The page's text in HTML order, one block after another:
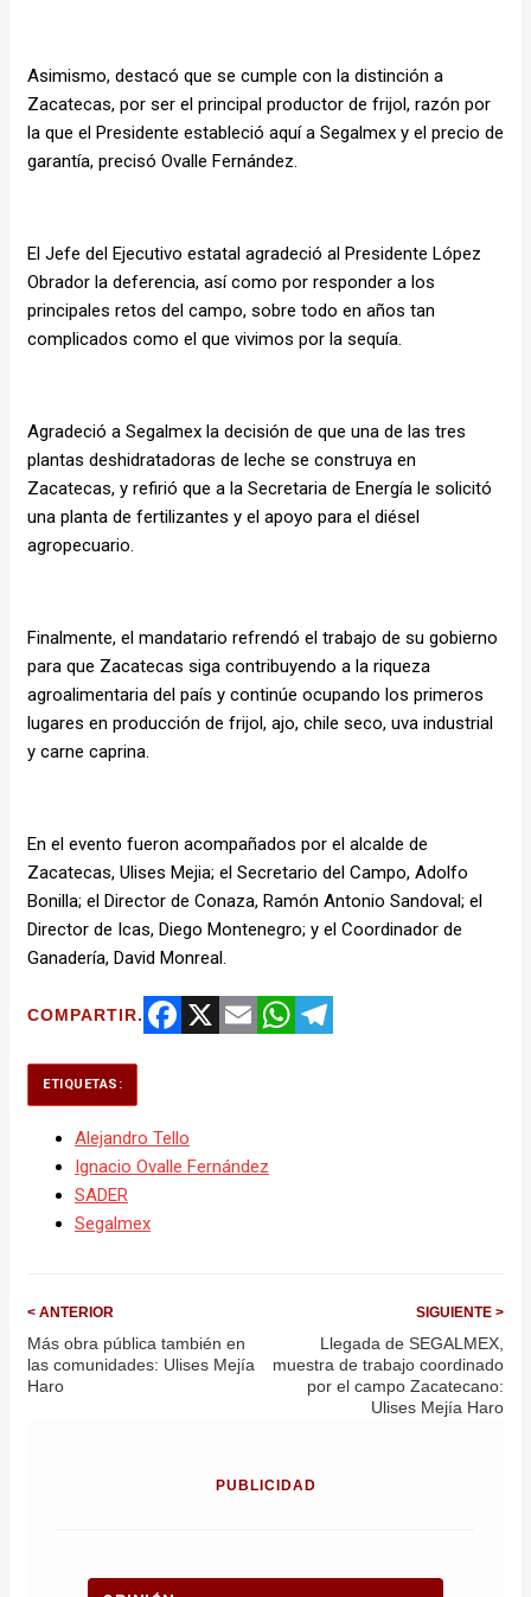
Asimismo, destacó que se cumple con la distinción a
Zacatecas, por ser el principal productor de frijol, razón por
la que el Presidente estableció aquí a Segalmex y el precio de
garantía, precisó Ovalle Fernández.
El Jefe del Ejecutivo estatal agradeció al Presidente López
Obrador la deferencia, así como por responder a los
principales retos del campo, sobre todo en años tan
complicados como el que vivimos por la sequía.
Agradeció a Segalmex la decisión de que una de las tres
plantas deshidratadoras de leche se construya en
Zacatecas, y refirió que a la Secretaria de Energía le solicitó
una planta de fertilizantes y el apoyo para el diésel
agropecuario.
Finalmente, el mandatario refrendó el trabajo de su gobierno
para que Zacatecas siga contribuyendo a la riqueza
agroalimentaria del país y continúe ocupando los primeros
lugares en producción de frijol, ajo, chile seco, uva industrial
y carne caprina.
En el evento fueron acompañados por el alcalde de
Zacatecas, Ulises Mejia; el Secretario del Campo, Adolfo
Bonilla; el Director de Conaza, Ramón Antonio Sandoval; el
Director de Icas, Diego Montenegro; y el Coordinador de
Ganadería, David Monreal.
COMPARTIR.
ETIQUETAS:
Alejandro Tello
Ignacio Ovalle Fernández
SADER
Segalmex
< ANTERIOR
Más obra pública también en
las comunidades: Ulises Mejía
Haro
SIGUIENTE >
Llegada de SEGALMEX,
muestra de trabajo coordinado
por el campo Zacatecano:
Ulises Mejía Haro
PUBLICIDAD